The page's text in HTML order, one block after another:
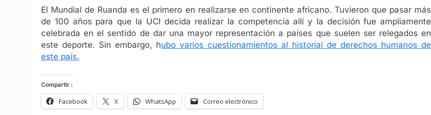
El Mundial de Ruanda es el primero en realizarse en continente africano. Tuvieron que pasar más
de 100 años para que la UCI decida realizar la competencia allí y la decisión fue ampliamente
celebrada en el sentido de dar una mayor representación a países que suelen ser relegados en
este deporte. Sin embargo, hubo varios cuestionamientos al historial de derechos humanos de
este país.
Compartir :
Facebook X WhatsApp Correo electrónico